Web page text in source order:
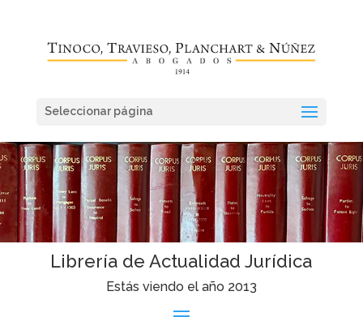
Seleccionar página
Librería de Actualidad Jurídica
Estás viendo el año 2013